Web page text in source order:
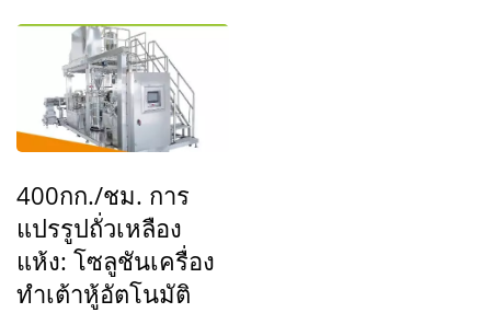
400กก./ชม. การ
แปรรูปถั่วเหลือง
แห้ง: โซลูชันเครื่อง
ทำเต้าหู้อัตโนมัติ